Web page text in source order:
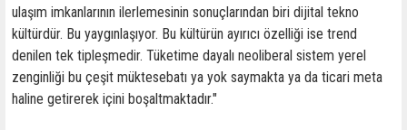
ulaşım imkanlarının ilerlemesinin sonuçlarından biri dijital tekno
kültürdür. Bu yaygınlaşıyor. Bu kültürün ayırıcı özelliği ise trend
denilen tek tipleşmedir. Tüketime dayalı neoliberal sistem yerel
zenginliği bu çeşit müktesebatı ya yok saymakta ya da ticari meta
haline getirerek içini boşaltmaktadır."